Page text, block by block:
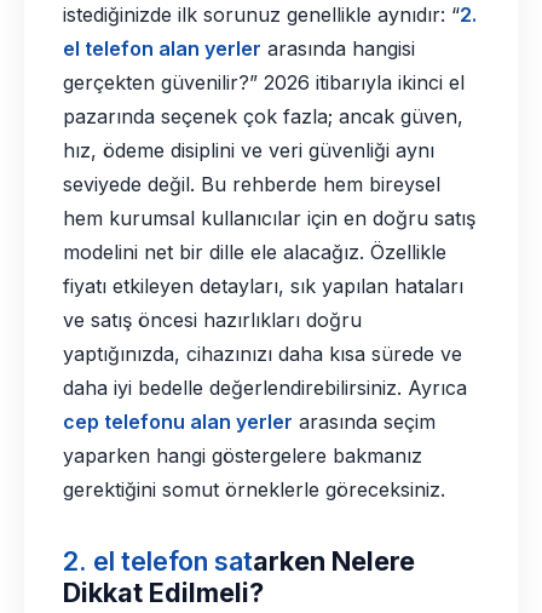
istediğinizde ilk sorunuz genellikle aynıdır: “2.
el telefon alan yerler arasında hangisi
gerçekten güvenilir?” 2026 itibarıyla ikinci el
pazarında seçenek çok fazla; ancak güven,
hız, ödeme disiplini ve veri güvenliği aynı
seviyede değil. Bu rehberde hem bireysel
hem kurumsal kullanıcılar için en doğru satış
modelini net bir dille ele alacağız. Özellikle
fiyatı etkileyen detayları, sık yapılan hataları
ve satış öncesi hazırlıkları doğru
yaptığınızda, cihazınızı daha kısa sürede ve
daha iyi bedelle değerlendirebilirsiniz. Ayrıca
cep telefonu alan yerler arasında seçim
yaparken hangi göstergelere bakmanız
gerektiğini somut örneklerle göreceksiniz.
2. el telefon satarken Nelere
Dikkat Edilmeli?